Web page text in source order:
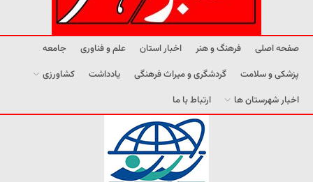
صفحه اصلی فرهنگ و هنر اخبار استان علم و فناوری
جامعه
پزشکی و سلامت
گردشگری و میراث فرهنگی یادداشت
کشاورزی
اخبار شهرستان ها
ارتباط با ما